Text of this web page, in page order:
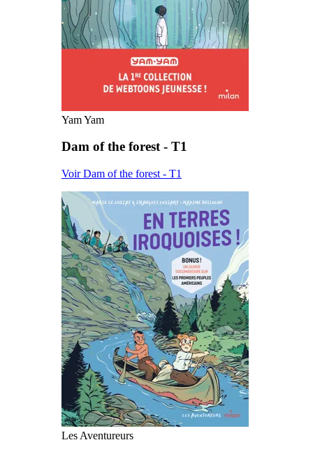
Yam Yam
Dam of the forest - T1
Voir Dam of the forest - T1
Les Aventureurs